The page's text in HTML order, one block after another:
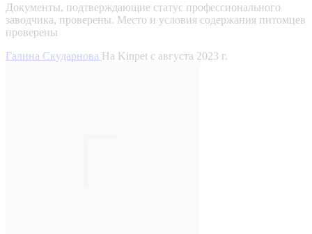
Документы, подтверждающие статус профессионального
заводчика, проверены. Место и условия содержания питомцев
проверены
Галина Скударнова На Kinpet c августа 2023 г.